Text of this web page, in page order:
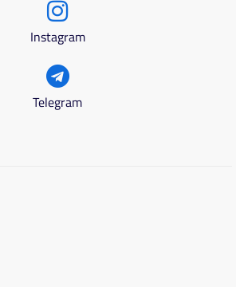
Instagram
Telegram